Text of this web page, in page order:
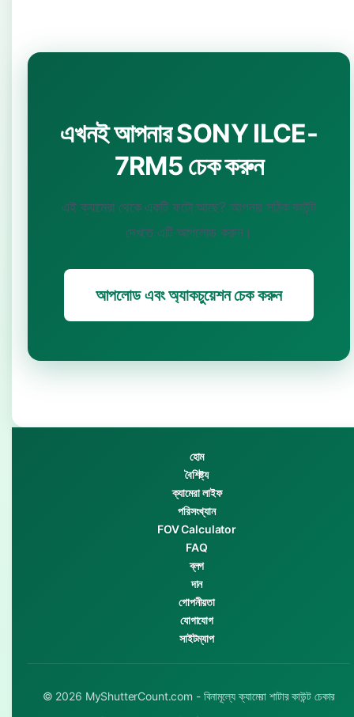
এখনই আপনার SONY ILCE-
7RM5 চেক করুন
এই ক্যামেরা থেকে একটি ফটো আছে? আপনার সঠিক কাউন্ট
দেখতে এটি আপলোড করুন।
আপলোড এবং অ্যাকচুয়েশন চেক করুন
হোম
বৈশিষ্ট্য
ক্যামেরা লাইফ
পরিসংখ্যান
FOV Calculator
FAQ
ব্লগ
দান
গোপনীয়তা
যোগাযোগ
সাইটম্যাপ
© 2026 MyShutterCount.com - বিনামূল্যে ক্যামেরা শাটার কাউন্ট চেকার